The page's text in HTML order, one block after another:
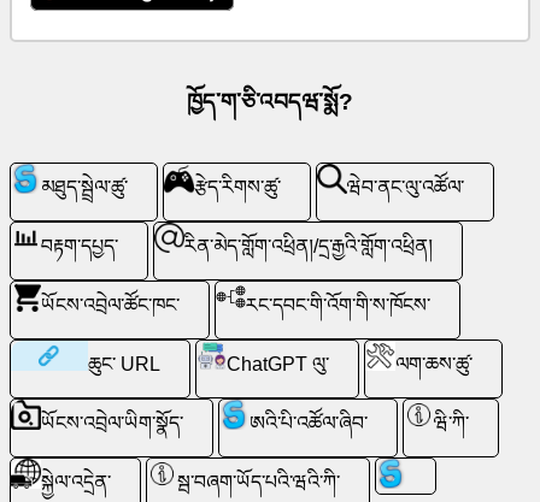
ཀི་
འབྲེལ་
བ་
ཚུ་
རིགས་
ཚུ་
ཁྱོད༌ག༌ཅི༌འབདཝ༌སྨོ?
མཐུད་སྦྲེལ་ཚུ་ རྩེད་རིགས་ཚུ་ ཝེབ་ནང་ལུ་འཚོལ་
བརྟག་དཔྱད་ རིན་མེད་གློག་འཕྲིན།/དྲ་རྒྱའི་གློག་འཕྲིན།
ཡོངས་འབྲེལ་ཚོང་ཁང་ རང་དབང་གི་འོག་གི་ས་ཁོངས་
ཆུང་ URL ChatGPT ལུ་ ལག་ཆས་ཚུ་
ཡོངས་འབྲེལ་ཡིག་སྣོད་ ཨའི་པི་འཚོལ་ཞིབ་ ཝི་ཀི་
སྐྱེལ་འདྲེན་ སྦ་བཞག་ཡོད་པའི་ཝའི་ཀི་